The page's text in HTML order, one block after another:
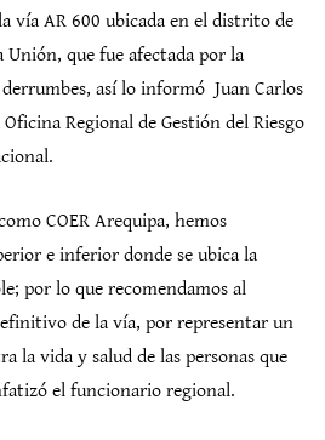
vía AR 600 ubicada en el distrito de
Unión, que fue afectada por la
así lo informó Juan Carlos
Regional de Gestión del Riesgo
COER Arequipa, hemos
e inferior donde se ubica la
por lo que recomendamos al
de la vía, por representar un
la vida y salud de las personas que
el funcionario regional.